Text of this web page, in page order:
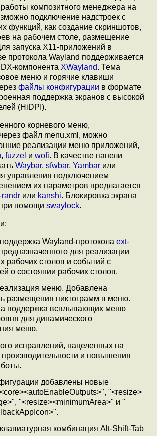
композитного менеджера на
подключение надстроек с
функций, как создание скриншотов,
на рабочем столе, размещение
запуска X11-приложений в
протокола Wayland поддерживается
компонента XWayland. Тема
меню и горячие клавиши
файлы конфигурации в формате
поддержка экранов с высокой
(HiDPI).
корневого меню,
файл menu.xml, можно
реализации меню приложений,
, fuzzel и wofi. В качестве панели
Waybar, sfwbar, Yambar или
управления подключением
их параметров предлагается
или kanshi. Блокировка экрана
помощи swaylock.
Wayland-протокола ext-
для реализации
рабочих столов и событий с
о состоянии рабочих столов.
меню. Добавлена
размещения пиктограмм в меню.
поддержка всплывающих меню
для динамического
меню.
исправлений, нацеленных на
и повышения
добавлены новые
"<resize>
"<resize><minimumArea>" и "
комбинация Alt-Shift-Tab